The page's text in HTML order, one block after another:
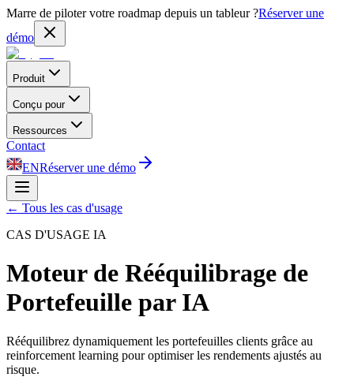
Marre de piloter votre roadmap depuis un tableur ?Réserver une
démo
Produit
Conçu pour
Ressources
Contact
ENRéserver une démo
← Tous les cas d'usage
CAS D'USAGE IA
Moteur de Rééquilibrage de
Portefeuille par IA
Rééquilibrez dynamiquement les portefeuilles clients grâce au
reinforcement learning pour optimiser les rendements ajustés au
risque.